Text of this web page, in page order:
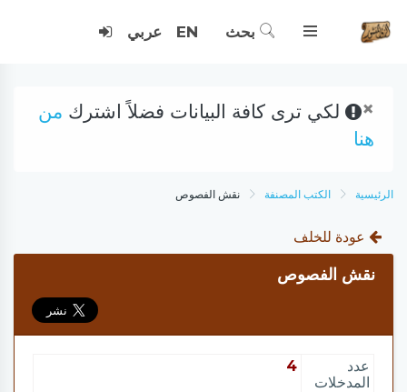
بحث EN عربي
× لكي ترى كافة البيانات فضلاً اشترك من
هنا
الرئيسية الكتب المصنفة نقش الفصوص
عودة للخلف
نقش الفصوص
عدد
المدخلات
4